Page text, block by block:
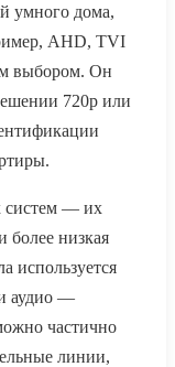
умного дома,
AHD, TVI
выбором. Он
720p или
систем — их
более низкая
используется
аудио —
частично
линии,